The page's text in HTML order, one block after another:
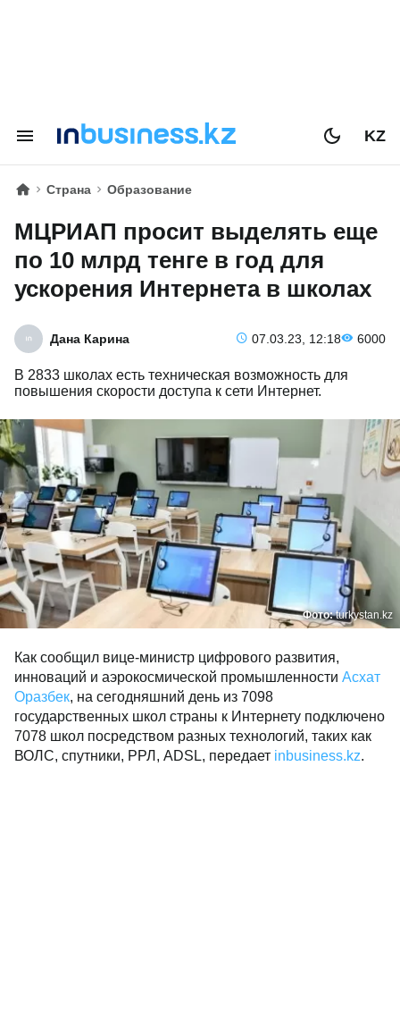
KZ
Страна Образование
МЦРИАП просит выделять еще
по 10 млрд тенге в год для
ускорения Интернета в школах
Дана Карина 07.03.23, 12:18 6000
В 2833 школах есть техническая возможность для
повышения скорости доступа к сети Интернет.
Фото:turkystan.kz
Как сообщил вице-министр цифрового развития,
инноваций и аэрокосмической промышленности Асхат
Оразбек, на сегодняшний день из 7098
государственных школ страны к Интернету подключено
7078 школ посредством разных технологий, таких как
ВОЛС, спутники, РРЛ, ADSL, передает inbusiness.kz.